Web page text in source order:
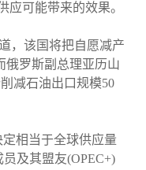
应可能带来的效果。
，该国将把自愿减产
俄罗斯副总理亚历山
减石油出口规模50
相当于全球供应量
及其盟友(OPEC+)